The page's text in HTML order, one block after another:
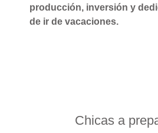
producción, inversión y
de ir de vacaciones.
Chicas a